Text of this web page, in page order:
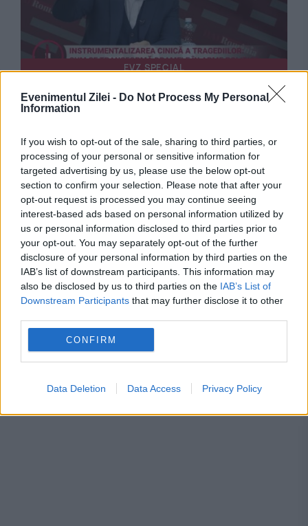
Evenimentul Zilei - Do Not Process My Personal
Information
If you wish to opt-out of the sale, sharing to third parties, or
processing of your personal or sensitive information for
targeted advertising by us, please use the below opt-out
section to confirm your selection. Please note that after your
opt-out request is processed you may continue seeing
interest-based ads based on personal information utilized by
us or personal information disclosed to third parties prior to
your opt-out. You may separately opt-out of the further
disclosure of your personal information by third parties on the
IAB’s list of downstream participants. This information may
also be disclosed by us to third parties on the IAB’s List of
Downstream Participants that may further disclose it to other
CONFIRM
Data Deletion Data Access Privacy Policy
EVZ SPECIAL
Victor Ponta a lămurit marele mister. De ce a
tragedia de la Colectiv
Piedone, daune morale de zeci de mii de euro